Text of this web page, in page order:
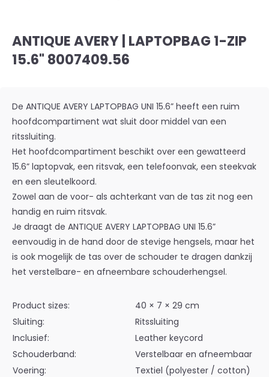
ANTIQUE AVERY | LAPTOPBAG 1-ZIP
15.6" 8007409.56
De ANTIQUE AVERY LAPTOPBAG UNI 15.6” heeft een ruim
hoofdcompartiment wat sluit door middel van een
ritssluiting.
Het hoofdcompartiment beschikt over een gewatteerd
15.6” laptopvak, een ritsvak, een telefoonvak, een steekvak
en een sleutelkoord.
Zowel aan de voor- als achterkant van de tas zit nog een
handig en ruim ritsvak.
Je draagt de ANTIQUE AVERY LAPTOPBAG UNI 15.6”
eenvoudig in de hand door de stevige hengsels, maar het
is ook mogelijk de tas over de schouder te dragen dankzij
het verstelbare- en afneembare schouderhengsel.
Product sizes:
40 × 7 × 29 cm
Sluiting:
Ritssluiting
Inclusief:
Leather keycord
Schouderband:
Verstelbaar en afneembaar
Voering:
Textiel (polyester / cotton)